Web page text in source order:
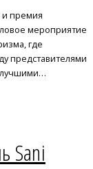
и премия
мероприятие
где
представителями
лучшими…
Sani